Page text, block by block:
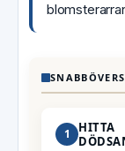
1
HITTA